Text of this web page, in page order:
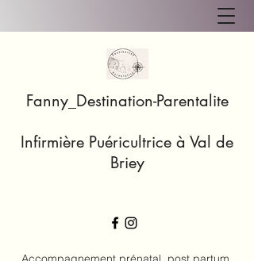
Fanny_Destination-Parentalite
Infirmière Puéricultrice à Val de
Briey